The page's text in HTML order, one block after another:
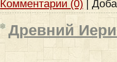
Комментарии (0) |
Древний